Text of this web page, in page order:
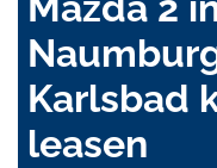
Karlsbad
leasen